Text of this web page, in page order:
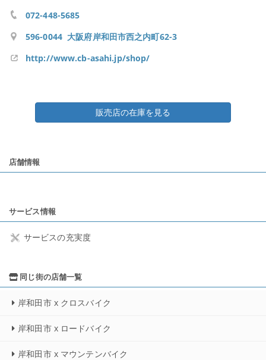
072-448-5685
596-0044 大阪府岸和田市西之内町62-3
http://www.cb-asahi.jp/shop/
販売店の在庫を見る
店舗情報
サービス情報
サービスの充実度
同じ街の店舗一覧
岸和田市 x クロスバイク
岸和田市 x ロードバイク
岸和田市 x マウンテンバイク